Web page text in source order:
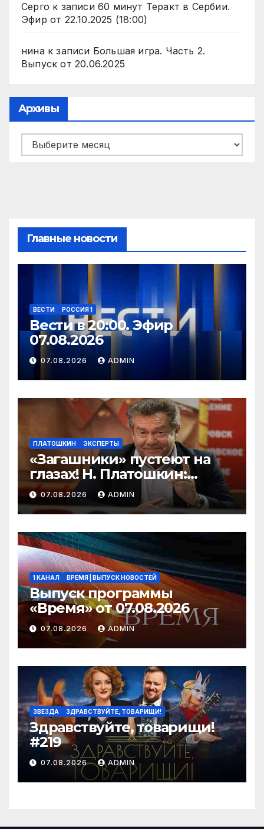
Серго к записи 60 минут Теракт в Сербии.
Эфир от 22.10.2025 (18:00)
нинак записи Большая игра. Часть 2.
Выпуск от 20.06.2025
Архивы
Архивы
Главные новости
ВЕСТИ РОССИЯ 1
Вести в 20:00. Эфир
07.08.2026
07.08.2026 ADMIN
ПЛАТОШКИН ЭКСПЕРТЫ
«Загашники» пустеют на
глазах! Н. Платошкин:
посмотрите, что власть
скрывает за красивыми
отчётами!
07.08.2026 ADMIN
1 КАНАЛ ВРЕМЯ | ВЫПУСК НОВОСТЕЙ
Выпуск программы
«Время» от 07.08.2026
07.08.2026 ADMIN
ЗВЕЗДА ЗДРАВСТВУЙТЕ, ТОВАРИЩИ!
Здравствуйте, товарищи!
#219
07.08.2026 ADMIN